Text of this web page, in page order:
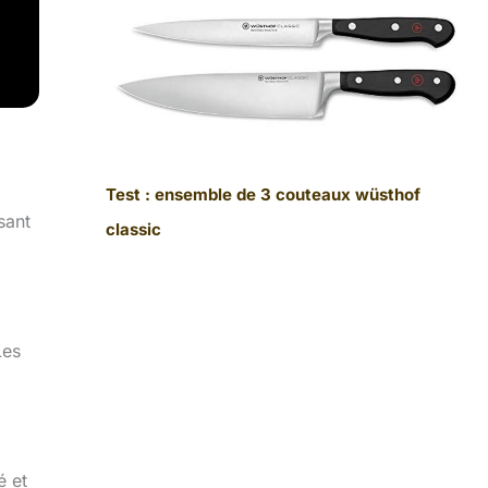
et
Test : ensemble de 3 couteaux wüsthof
classic